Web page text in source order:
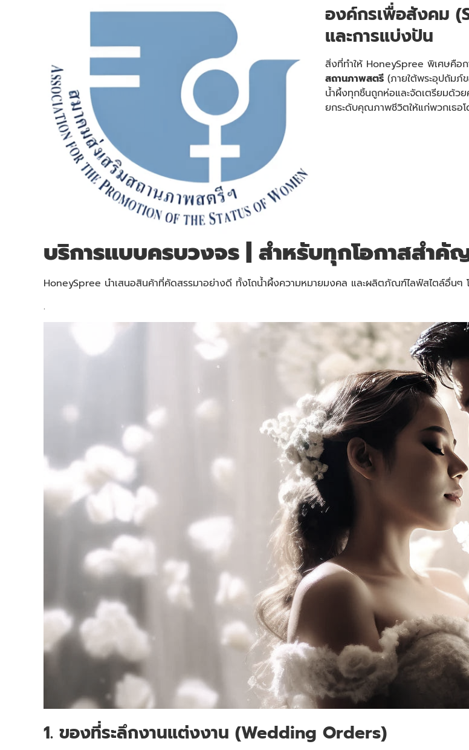
องค์กรเพื่อสังคม
และการแบ่งปัน
สิ่งที่ทำให้ HoneySpree พิเศษคือ
สถานภาพสตรี (ภายใต้พระอุปถัมภ์
น้ำผึ้งทุกชิ้นถูกห่อและจัดเตรียมด้ว
ยกระดับคุณภาพชีวิตให้แก่พวกเธอ
บริการแบบครบวงจร | สำหรับทุกโอกาสสำคั
HoneySpree นำเสนอสินค้าที่คัดสรรมาอย่างดี ทั้งโถน้ำผึ้งความหมายมงคล และผลิตภัณฑ์ไลฟ์สไตล์อื่นๆ
.
1. ของที่ระลึกงานแต่งงาน (Wedding Orders)